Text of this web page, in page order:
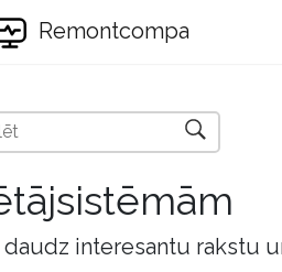
Remontcompa
interesantu rakstu